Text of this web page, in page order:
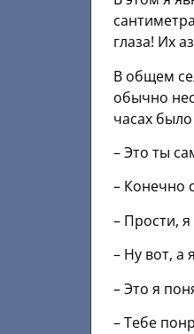
глаза! Их
В общем
обычно
часах
– Это ты
– Конечно
– Прости,
– Ну вот, а
– Это я
– Тебе